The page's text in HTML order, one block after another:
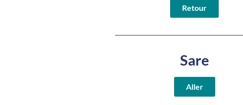
Retour
Sare
Aller